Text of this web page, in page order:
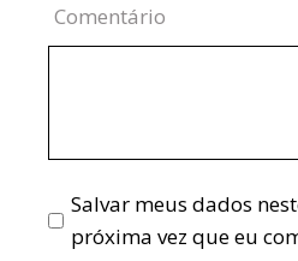
Comentário
Salvar meus dados
próxima vez que eu